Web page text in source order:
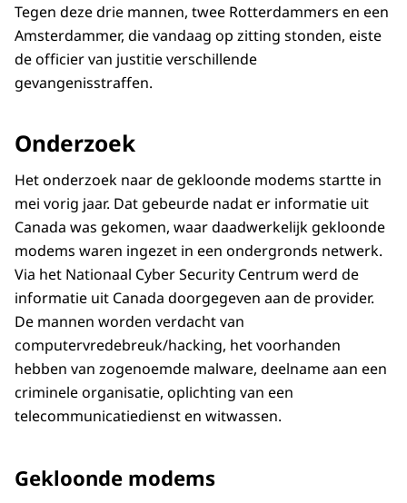
Tegen deze drie mannen, twee Rotterdammers en een
Amsterdammer, die vandaag op zitting stonden, eiste
de officier van justitie verschillende
gevangenisstraffen.
Onderzoek
Het onderzoek naar de gekloonde modems startte in
mei vorig jaar. Dat gebeurde nadat er informatie uit
Canada was gekomen, waar daadwerkelijk gekloonde
modems waren ingezet in een ondergronds netwerk.
Via het Nationaal Cyber Security Centrum werd de
informatie uit Canada doorgegeven aan de provider.
De mannen worden verdacht van
computervredebreuk/hacking, het voorhanden
hebben van zogenoemde malware, deelname aan een
criminele organisatie, oplichting van een
telecommunicatiedienst en witwassen.
Gekloonde modems